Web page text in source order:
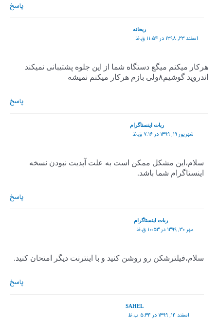
پاسخ
ریحانه
اسفند ۲۳, ۱۳۹۸ در ۱۱:۵۴ ق.ظ
هرکار میکنم میگع دستگاه شما از این جلوه پشتیبانی نمیکند
اندروید گوشیم۸ولی بازم هرکار میکنم نمیشه
پاسخ
ربات اینستاگرام
شهریور ۱۹, ۱۳۹۹ در ۷:۱۶ ق.ظ
سلام،این مشکل ممکن است به علت آپدیت نبودن نسخه
اینستاگرام شما باشد.
پاسخ
ربات اینستاگرام
مهر ۳۰, ۱۳۹۹ در ۱۰:۵۳ ق.ظ
سلام،فیلترشکن رو روشن کنید و با اینترنت دیگر امتحان کنید.
پاسخ
SAHEL
اسفند ۱۴, ۱۳۹۹ در ۵:۳۴ ب.ظ